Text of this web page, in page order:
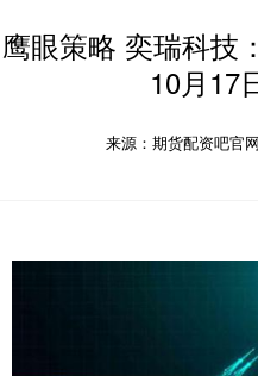
鹰眼策略 奕瑞科技
10月17
来源：期货配资吧官网